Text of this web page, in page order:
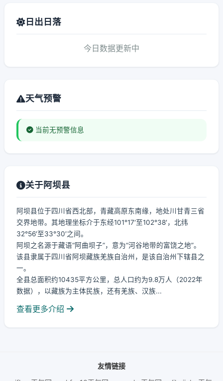
日出日落
今日数据更新中
天气预警
当前无预警信息
关于阿坝县
阿坝县位于四川省西北部，青藏高原东南缘，地处川甘青三省
交界地带。其地理坐标介于东经101°17′至102°38′，北纬
32°56′至33°30′之间。
阿坝之名源于藏语“阿曲坝子”，意为“河谷地带的富饶之地”。
该县隶属于四川省阿坝藏族羌族自治州，是该自治州下辖县之
一。
全县总面积约10435平方公里，总人口约为9.8万人（2022年
数据），以藏族为主体民族，还有羌族、汉族...
查看更多介绍
友情链接